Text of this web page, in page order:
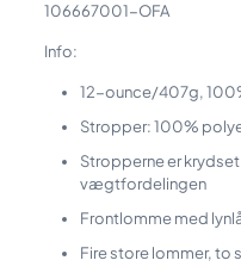
106667001-OFA
Info:
12-ounce/407g,
Stropper: 100%
Stropperne er
vægtfordelingen
Frontlomme med
Fire store lommer, to